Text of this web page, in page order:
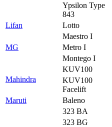
Ypsilon Type
843
Lifan
Lotto
MG
Maestro I
Metro I
Montego I
Mahindra
KUV100
KUV100
Facelift
Maruti
Baleno
323 BA
323 BG